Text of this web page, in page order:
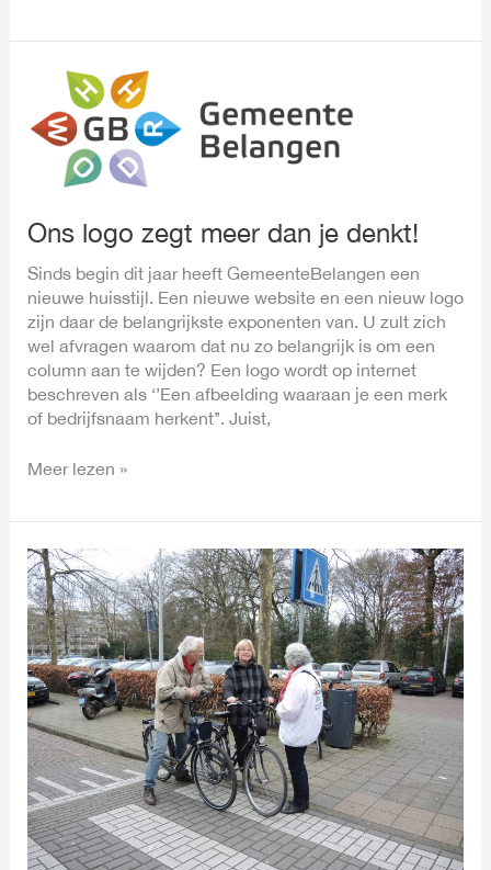
Ons logo zegt meer dan je denkt!
Sinds begin dit jaar heeft GemeenteBelangen een
nieuwe huisstijl. Een nieuwe website en een nieuw logo
zijn daar de belangrijkste exponenten van. U zult zich
wel afvragen waarom dat nu zo belangrijk is om een
column aan te wijden? Een logo wordt op internet
beschreven als ‘’Een afbeelding waaraan je een merk
of bedrijfsnaam herkent’’. Juist,
zegt
meer
denkt!
Meer lezen »
Campagne
in
Doorwerth
en
Renkum!